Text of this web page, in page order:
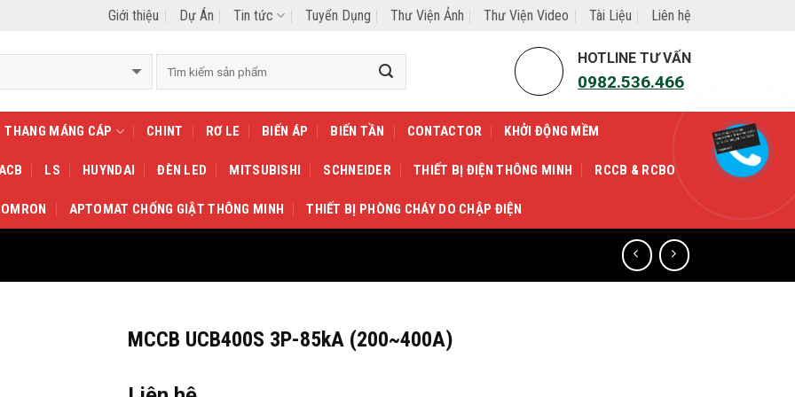
Giới thiệu Dự Án Tin tức Tuyển Dụng Thư Viện Ảnh Thư Viện Video Tài Liệu Liên hệ
HOTLINE TƯ VẤN
0982.536.466
THANG MÁNG CÁP CHINT RƠ LE BIẾN ÁP BIẾN TẦN CONTACTOR KHỞI ĐỘNG MỀM
LS HUYNDAI ĐÈN LED MITSUBISHI SCHNEIDER THIẾT BỊ ĐIỆN THÔNG MINH RCCB & RCBO
OMRON APTOMAT CHỐNG GIẬT THÔNG MINH THIẾT BỊ PHÒNG CHÁY DO CHẬP ĐIỆN
MCCB UCB400S 3P-85kA (200~400A)